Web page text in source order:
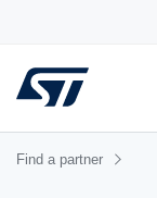
Find a partner